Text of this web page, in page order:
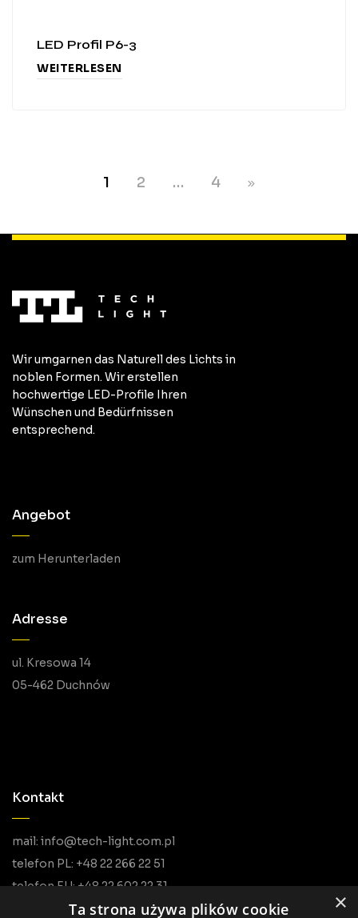
LED Profil P6-3
WEITERLESEN
1 2 … 4
Wir umgarnen das Naturell des Lichts in
noblen Formen. Wir erstellen
hochwertige LED-Profile Ihren
Wünschen und Bedürfnissen
entsprechend.
Angebot
zum Herunterladen
Adresse
ul. Kresowa 14
05-462 Duchnów
Kontakt
mail: info@tech-light.com.pl
telefon PL: +48 22 266 22 51
telefon EU: +48 22 602 22 31
×
Ta strona używa plików cookie